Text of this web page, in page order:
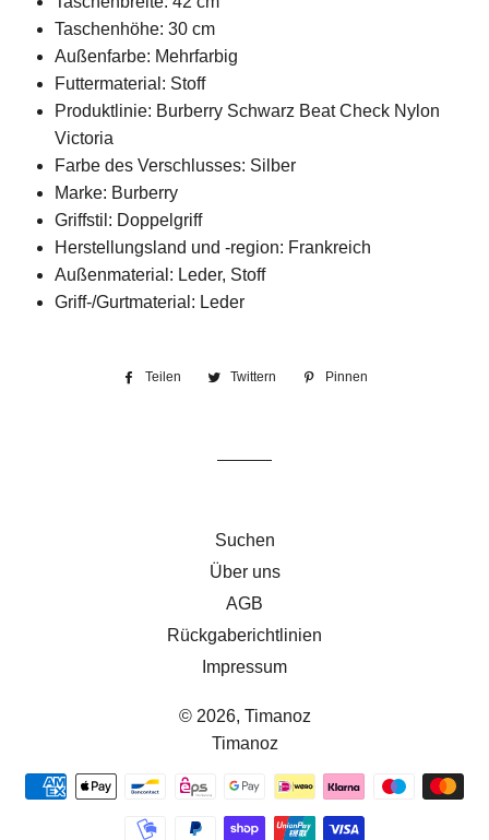
Taschenhöhe: 30 cm
Außenfarbe: Mehrfarbig
Futtermaterial: Stoff
Produktlinie: Burberry Schwarz Beat Check Nylon
Victoria
Farbe des Verschlusses: Silber
Marke: Burberry
Griffstil: Doppelgriff
Herstellungsland und -region: Frankreich
Außenmaterial: Leder, Stoff
Griff-/Gurtmaterial: Leder
Teilen
Auf
Twittern
Auf
Pinnen
Suchen
Über uns
AGB
Rückgaberichtlinien
Impressum
© 2026, Timanoz
Timanoz
Zahlungsmethoden